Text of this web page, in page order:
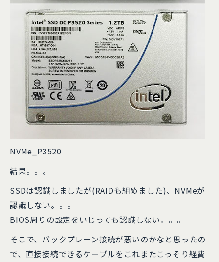
NVMe_P3520
結果。。。
SSDは認識しましたが(RAIDも組めました)、NVMeが
認識しない。。。
BIOS周りの設定をいじっても認識しない。。。
そこで、バックプレーン接続が悪いのかなと思ったの
で、直接接続できるケーブルをこれまたこっそり経費